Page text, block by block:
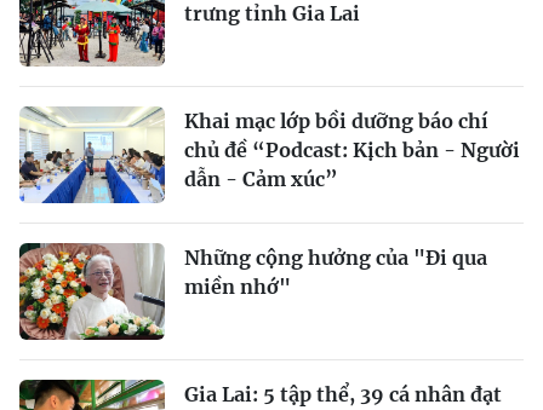
trưng tỉnh Gia Lai
Khai mạc lớp bồi dưỡng báo chí
chủ đề “Podcast: Kịch bản - Người
dẫn - Cảm xúc”
Những cộng hưởng của "Đi qua
miền nhớ"
Gia Lai: 5 tập thể, 39 cá nhân đạt